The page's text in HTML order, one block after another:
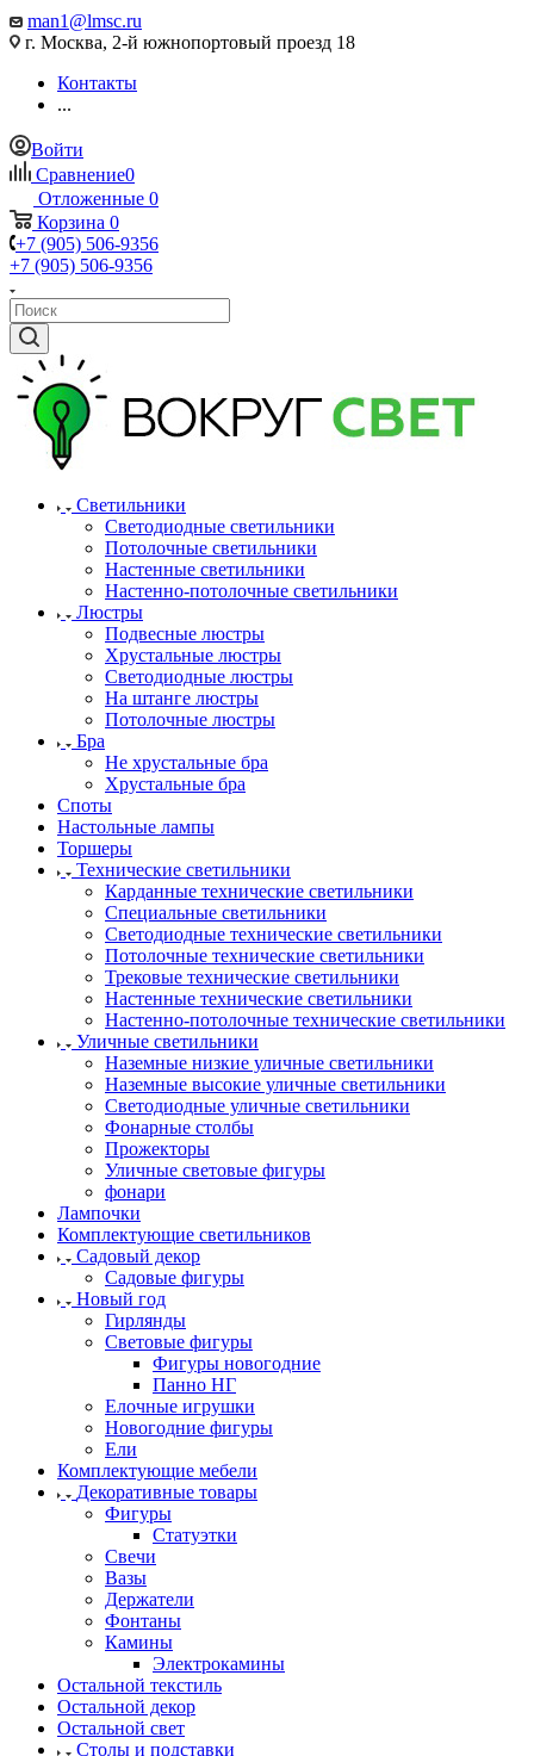
man1@lmsc.ru
г. Москва, 2-й южнопортовый проезд 18
Контакты
...
Войти
Сравнение0
Отложенные 0
Корзина 0
+7 (905) 506-9356
+7 (905) 506-9356
Светильники
Светодиодные светильники
Потолочные светильники
Настенные светильники
Настенно-потолочные светильники
Люстры
Подвесные люстры
Хрустальные люстры
Светодиодные люстры
На штанге люстры
Потолочные люстры
Бра
Не хрустальные бра
Хрустальные бра
Споты
Настольные лампы
Торшеры
Технические светильники
Карданные технические светильники
Специальные светильники
Светодиодные технические светильники
Потолочные технические светильники
Трековые технические светильники
Настенные технические светильники
Настенно-потолочные технические светильники
Уличные светильники
Наземные низкие уличные светильники
Наземные высокие уличные светильники
Светодиодные уличные светильники
Фонарные столбы
Прожекторы
Уличные световые фигуры
фонари
Лампочки
Комплектующие светильников
Садовый декор
Садовые фигуры
Новый год
Гирлянды
Световые фигуры
Фигуры новогодние
Панно НГ
Елочные игрушки
Новогодние фигуры
Ели
Комплектующие мебели
Декоративные товары
Фигуры
Статуэтки
Свечи
Вазы
Держатели
Фонтаны
Камины
Электрокамины
Остальной текстиль
Остальной декор
Остальной свет
Столы и подставки